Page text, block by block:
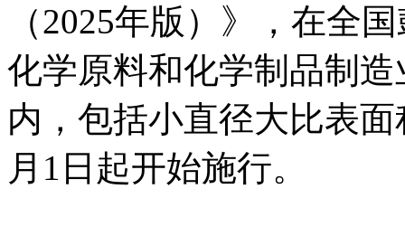
（2025年版）》，在全
化学原料和化学制品制
内，包括小直径大比表
月1日起开始施行。